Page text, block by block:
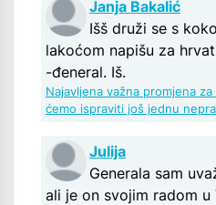
Janja Bakalić
Išš druži se s
lakoćom napišu za
-đeneral. Iš.
Najavljena važna promjena
ćemo ispraviti još jednu
Julija
Generala sam
ali je on svojim radom